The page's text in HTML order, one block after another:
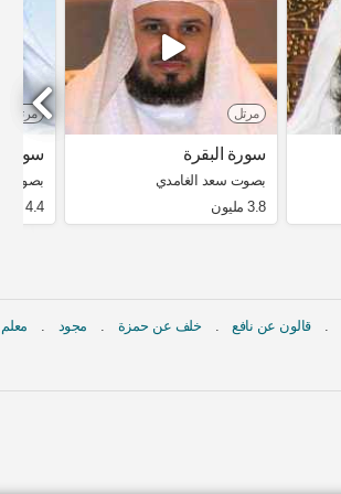
مرتل
سورة البقرة
بصوت سعد الغامدي
3.8 مليون
مرتل
سورة
بصوت
4.4 مليون
قالون عن نافع خلف عن حمزة مجود معلم